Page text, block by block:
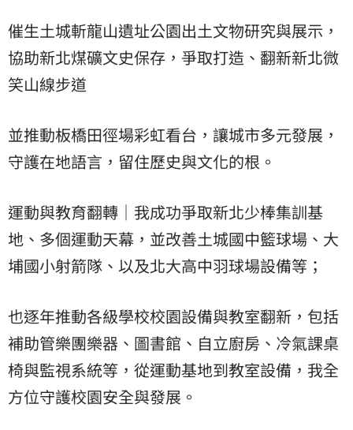
催生土城斬龍山遺址公園出土文物研究與展示，
協助新北煤礦文史保存，爭取打造、翻新新北微
笑山線步道
並推動板橋田徑場彩虹看台，讓城市多元發展，
守護在地語言，留住歷史與文化的根。
運動與教育翻轉｜我成功爭取新北少棒集訓基
地、多個運動天幕，並改善土城國中籃球場、大
埔國小射箭隊、以及北大高中羽球場設備等；
也逐年推動各級學校校園設備與教室翻新，包括
補助管樂團樂器、圖書館、自立廚房、冷氣課桌
椅與監視系統等，從運動基地到教室設備，我全
方位守護校園安全與發展。